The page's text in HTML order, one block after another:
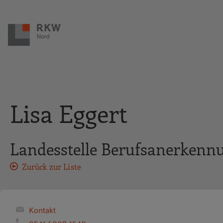
Lisa Eggert
Landesstelle
Zurück zur Liste
Kontakt